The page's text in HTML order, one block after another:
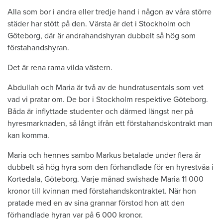
Alla som bor i andra eller tredje hand i någon av våra större
städer har stött på den. Värsta är det i Stockholm och
Göteborg, där är andrahandshyran dubbelt så hög som
förstahandshyran.
Det är rena rama vilda västern.
Abdullah och Maria är två av de hundratusentals som vet
vad vi pratar om. De bor i Stockholm respektive Göteborg.
Båda är inflyttade studenter och därmed längst ner på
hyresmarknaden, så långt ifrån ett förstahandskontrakt man
kan komma.
Maria och hennes sambo Markus betalade under flera år
dubbelt så hög hyra som den förhandlade för en hyrestvåa i
Kortedala, Göteborg. Varje månad swishade Maria 11 000
kronor till kvinnan med förstahandskontraktet. När hon
pratade med en av sina grannar förstod hon att den
förhandlade hyran var på 6 000 kronor.